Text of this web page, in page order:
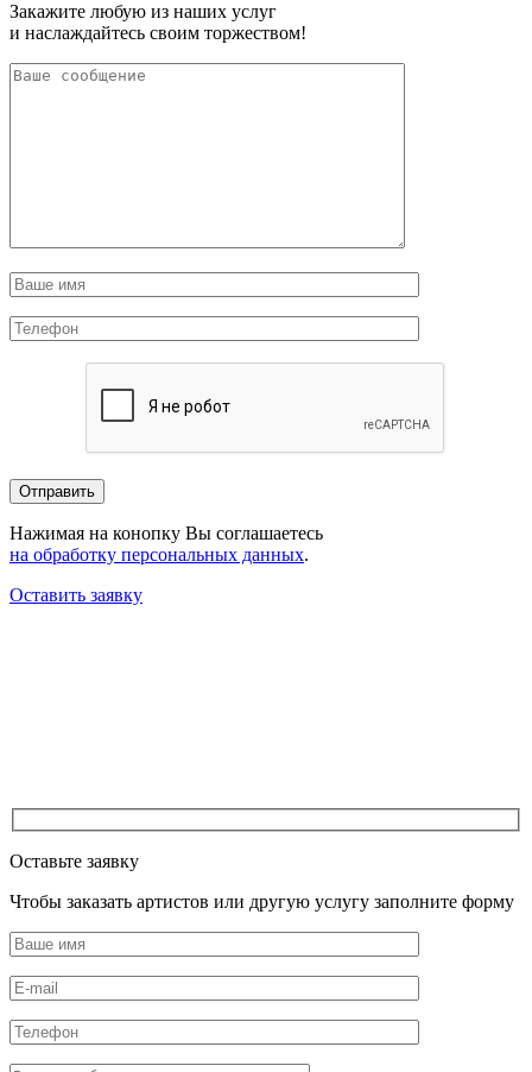
Закажите любую из наших услуг
и наслаждайтесь своим торжеством!
Нажимая на конопку Вы соглашаетесь
на обработку персональных данных.
Оставить заявку
Оставьте заявку
Чтобы заказать артистов или другую услугу заполните форму